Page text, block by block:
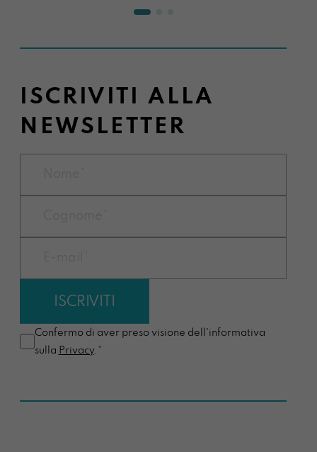
ISCRIVITI ALLA
NEWSLETTER
Confermo di aver preso visione dell'informativa
sulla Privacy.*